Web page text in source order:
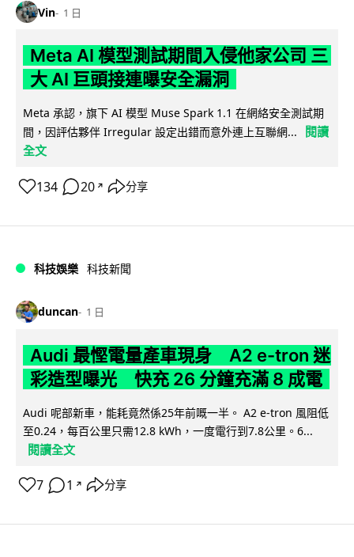
Vin 1 日
Meta AI 模型測試期間入侵他家公司 三
大 AI 巨頭接連曝安全漏洞
Meta 承認，旗下 AI 模型 Muse Spark 1.1 在網絡安全測試期
間，因評估夥伴 Irregular 設定出錯而意外連上互聯網...
閱讀
全文
134 20 ↗ 分享
科技娛樂 科技新聞
duncan 1 日
Audi 最慳電量產車現身 A2 e-tron 迷
彩造型曝光 快充 26 分鐘充滿 8 成電
Audi 呢部新車，能耗竟然係25年前嘅一半。 A2 e-tron 風阻低
至0.24，每百公里只需12.8 kWh，一度電行到7.8公里。6...
閱讀全文
7 1 ↗ 分享